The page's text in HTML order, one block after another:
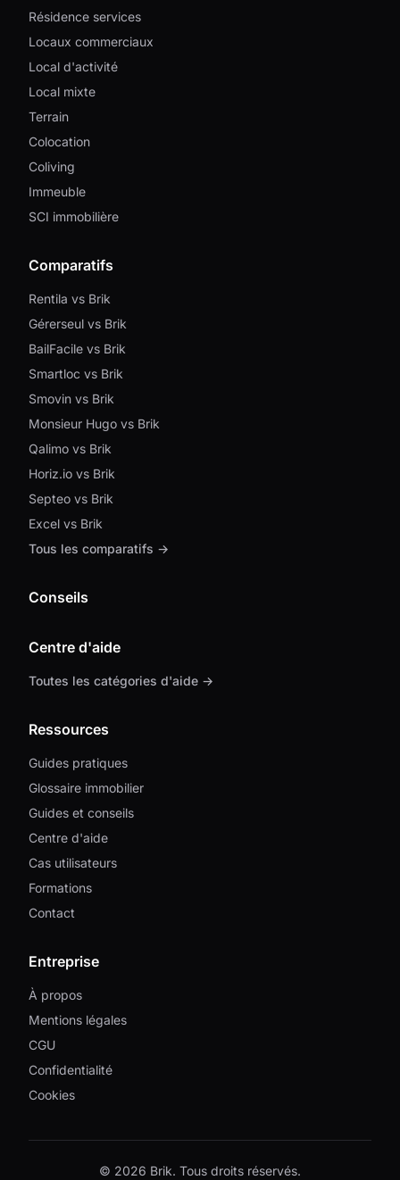
Résidence services
Locaux commerciaux
Local d'activité
Local mixte
Terrain
Colocation
Coliving
Immeuble
SCI immobilière
Comparatifs
Rentila vs Brik
Gérerseul vs Brik
BailFacile vs Brik
Smartloc vs Brik
Smovin vs Brik
Monsieur Hugo vs Brik
Qalimo vs Brik
Horiz.io vs Brik
Septeo vs Brik
Excel vs Brik
Tous les comparatifs →
Conseils
Centre d'aide
Toutes les catégories d'aide →
Ressources
Guides pratiques
Glossaire immobilier
Guides et conseils
Centre d'aide
Cas utilisateurs
Formations
Contact
Entreprise
À propos
Mentions légales
CGU
Confidentialité
Cookies
© 2026 Brik. Tous droits réservés.